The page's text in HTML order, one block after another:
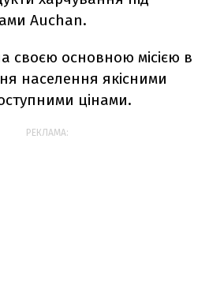
Auchan.
своєю основною місією в
населення якісними
цінами.
РЕКЛАМА: